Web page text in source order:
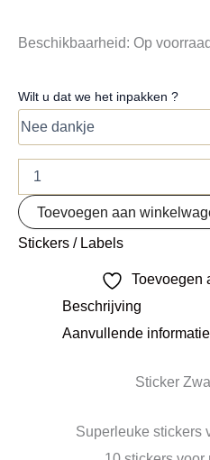
Beschikbaarheid: Op
Wilt u dat we het inpakken ?
Toevoegen aan
Stickers / Labels
Toevoegen
Beschrijving
Aanvullende informatie
Sticker
Superleuke stickers